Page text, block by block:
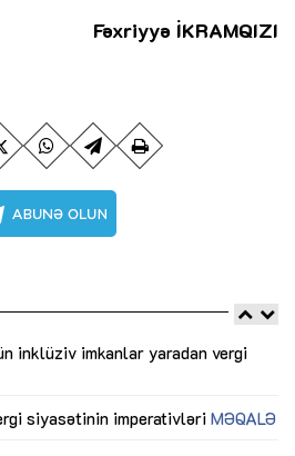
Fəxriyyə İKRAMQIZI
inklüziv imkanlar yaradan vergi
siyasətinin imperativləri MƏQALƏ